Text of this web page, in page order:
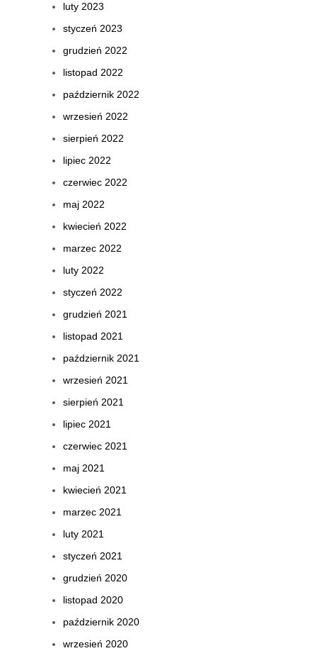
luty 2023
styczeń 2023
grudzień 2022
listopad 2022
październik 2022
wrzesień 2022
sierpień 2022
lipiec 2022
czerwiec 2022
maj 2022
kwiecień 2022
marzec 2022
luty 2022
styczeń 2022
grudzień 2021
listopad 2021
październik 2021
wrzesień 2021
sierpień 2021
lipiec 2021
czerwiec 2021
maj 2021
kwiecień 2021
marzec 2021
luty 2021
styczeń 2021
grudzień 2020
listopad 2020
październik 2020
wrzesień 2020